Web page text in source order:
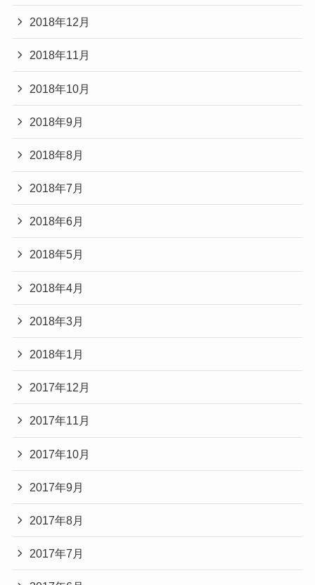
2018年12月
2018年11月
2018年10月
2018年9月
2018年8月
2018年7月
2018年6月
2018年5月
2018年4月
2018年3月
2018年1月
2017年12月
2017年11月
2017年10月
2017年9月
2017年8月
2017年7月